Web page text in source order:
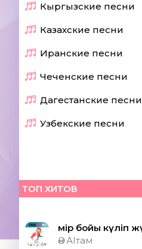
Кыргызские песни
Казахские песни
Иранские песни
Чеченские песни
Дагестанские песни
Узбекские песни
ТОП ХИТОВ
Ән АІтам